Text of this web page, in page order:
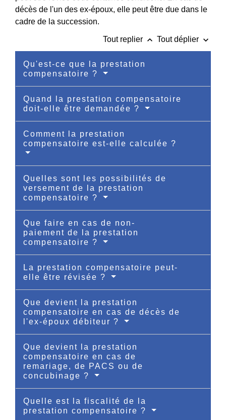
décès de l'un des ex-époux, elle peut être due dans le
cadre de la succession.
Tout replier keyboard_arrow_up Tout déplier keyboard_arrow_down
Qu'est-ce que la prestation
compensatoire ?
Quand la prestation compensatoire
doit-elle être demandée ?
Comment la prestation
compensatoire est-elle calculée ?
Quelles sont les possibilités de
versement de la prestation
compensatoire ?
Que faire en cas de non-
paiement de la prestation
compensatoire ?
La prestation compensatoire peut-
elle être révisée ?
Que devient la prestation
compensatoire en cas de décès de
l'ex-époux débiteur ?
Que devient la prestation
compensatoire en cas de
remariage, de PACS ou de
concubinage ?
Quelle est la fiscalité de la
prestation compensatoire ?